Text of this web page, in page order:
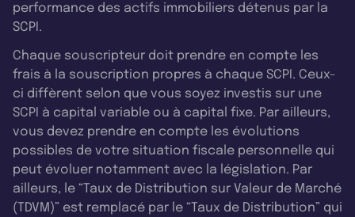
performance des actifs immobiliers détenus par la
SCPI.
Chaque souscripteur doit prendre en compte les
frais à la souscription propres à chaque SCPI. Ceux-
ci diffèrent selon que vous soyez investis sur une
SCPI à capital variable ou à capital fixe. Par ailleurs,
vous devez prendre en compte les évolutions
possibles de votre situation fiscale personnelle qui
peut évoluer notamment avec la législation. Par
ailleurs, le “Taux de Distribution sur Valeur de Marché
(TDVM)” est remplacé par le “Taux de Distribution” qui